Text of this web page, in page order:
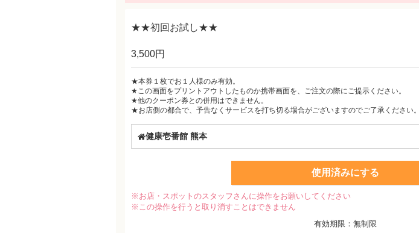
★★初回お試し★★
3,500円
★本券１枚でお１人様のみ有効。
★この画面をプリントアウトしたものか携帯画面を、ご注文の際にご提示ください。
★他のクーポン券との併用はできません。
★お店側の都合で、予告なくサービスを打ち切る場合がございますのでご了承ください。
健康壱番館 熊本
使用済みにする
※お店・スポットのスタッフさんに操作をお願いしてください
※この操作を行うと取り消すことはできません
有効期限：無制限